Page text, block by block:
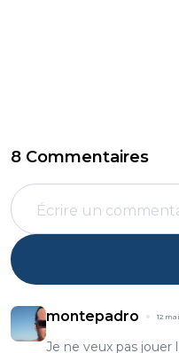
8 Commentaires
montepadro 12
Je ne veux pas jouer